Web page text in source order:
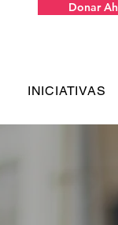
Donar
INICIATIVAS